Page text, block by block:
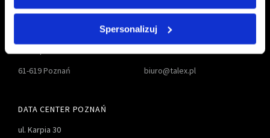
Spersonalizuj
61-619 Poznań
61 827-55-00
biuro@talex.pl
DATA CENTER POZNAŃ
ul. Karpia 30